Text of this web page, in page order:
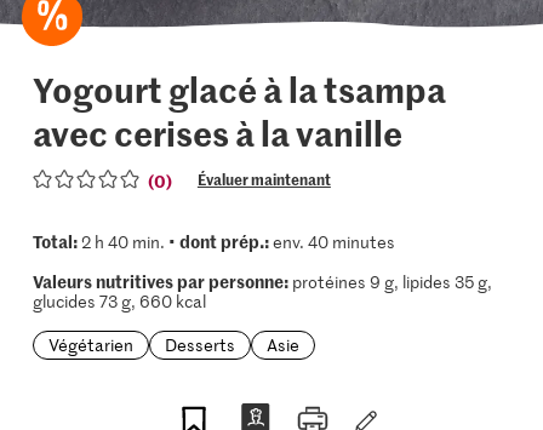
Yogourt glacé à la tsampa
avec cerises à la vanille
(0) Évaluer maintenant
Total:2 h 40 min. • dont prép.:env. 40 minutes
Valeurs nutritives par personne:protéines 9 g, lipides 35 g,
glucides 73 g, 660 kcal
Végétarien
Desserts Asie